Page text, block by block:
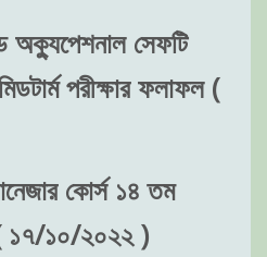
অক্যুপেশনাল সেফটি
পরীক্ষার ফলাফল (
কোর্স ১৪ তম
( ১৭/১০/২০২২ )